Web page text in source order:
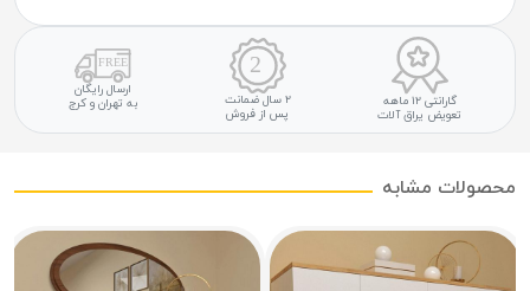
گارانتی ۱۲ ماهه
تعویض یراق آلات
۲ سال ضمانت
پس از فروش
ارسال رایگان
به تهران و کرج
محصولات مشابه